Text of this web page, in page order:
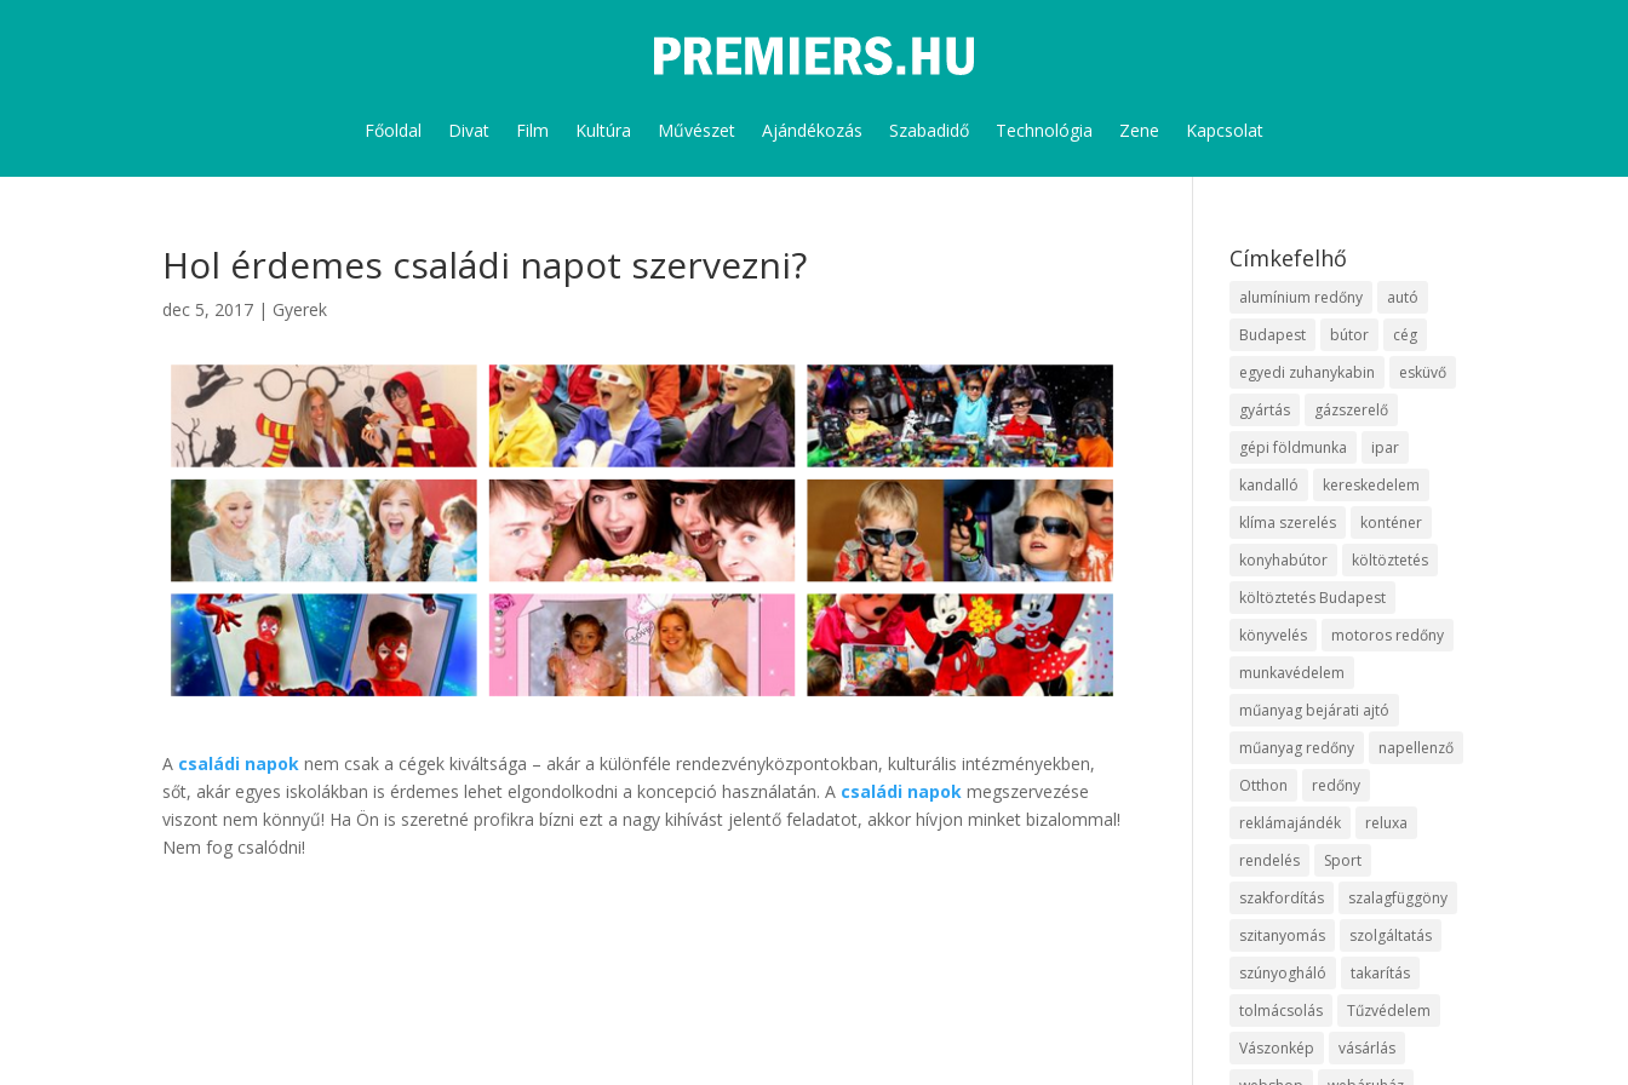
Főoldal Divat Film Kultúra Művészet Ajándékozás Szabadidő Technológia Zene Kapcsolat
Hol érdemes családi napot szervezni?
dec 5, 2017 | Gyerek
A családi napok nem csak a cégek kiváltsága – akár a különféle rendezvényközpontokban, kulturális intézményekben,
sőt, akár egyes iskolákban is érdemes lehet elgondolkodni a koncepció használatán. A családi napok megszervezése
viszont nem könnyű! Ha Ön is szeretné profikra bízni ezt a nagy kihívást jelentő feladatot, akkor hívjon minket bizalommal!
Nem fog csalódni!
Címkefelhő
alumínium redőny
autó
Budapest
bútor
cég
egyedi zuhanykabin
esküvő
gyártás
gázszerelő
gépi földmunka
ipar
kandalló
kereskedelem
klíma szerelés
konténer
konyhabútor
költöztetés
költöztetés Budapest
könyvelés
motoros redőny
munkavédelem
műanyag bejárati ajtó
műanyag redőny
napellenző
Otthon
redőny
reklámajándék
reluxa
rendelés
Sport
szakfordítás
szalagfüggöny
szitanyomás
szolgáltatás
szúnyogháló
takarítás
tolmácsolás
Tűzvédelem
Vászonkép
vásárlás